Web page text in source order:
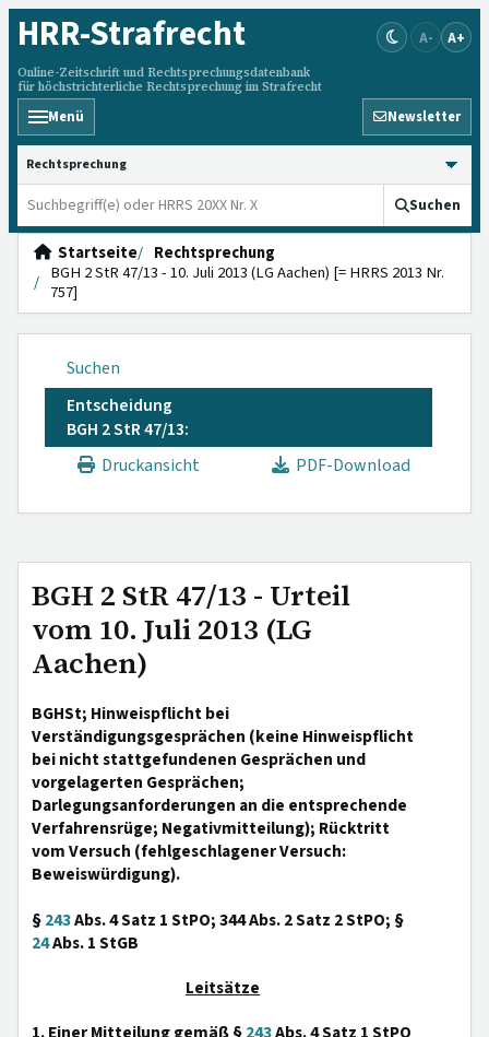
HRR-Strafrecht
Online-Zeitschrift und Rechtsprechungsdatenbank
für höchstrichterliche Rechtsprechung im Strafrecht
A- A+
Menü Newsletter
HRRS durchsuchen
Suchen
Startseite
Rechtsprechung
BGH 2 StR 47/13 - 10. Juli 2013 (LG Aachen) [= HRRS 2013 Nr.
757]
Suchen
Entscheidung
BGH 2 StR 47/13:
Druckansicht
PDF-Download
BGH 2 StR 47/13 - Urteil
vom 10. Juli 2013 (LG
Aachen)
BGHSt; Hinweispflicht bei
Verständigungsgesprächen (keine Hinweispflicht
bei nicht stattgefundenen Gesprächen und
vorgelagerten Gesprächen;
Darlegungsanforderungen an die entsprechende
Verfahrensrüge; Negativmitteilung); Rücktritt
vom Versuch (fehlgeschlagener Versuch:
Beweiswürdigung).
§243Abs. 4 Satz 1 StPO; 344 Abs. 2 Satz 2 StPO; §
24Abs. 1 StGB
Leitsätze